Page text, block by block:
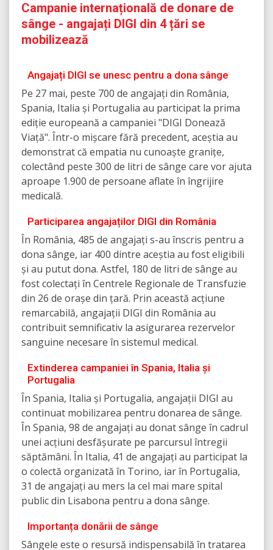
Campanie internațională de donare de
sânge - angajați DIGI din 4 țări se
mobilizează
Angajați DIGI se unesc pentru a dona sânge
Pe 27 mai, peste 700 de angajați din România,
Spania, Italia și Portugalia au participat la prima
ediție europeană a campaniei "DIGI Donează
Viață". Într-o mișcare fără precedent, aceștia au
demonstrat că empatia nu cunoaște granițe,
colectând peste 300 de litri de sânge care vor ajuta
aproape 1.900 de persoane aflate în îngrijire
medicală.
Participarea angajaților DIGI din România
În România, 485 de angajați s-au înscris pentru a
dona sânge, iar 400 dintre aceștia au fost eligibili
și au putut dona. Astfel, 180 de litri de sânge au
fost colectați în Centrele Regionale de Transfuzie
din 26 de orașe din țară. Prin această acțiune
remarcabilă, angajații DIGI din România au
contribuit semnificativ la asigurarea rezervelor
sanguine necesare în sistemul medical.
Extinderea campaniei în Spania, Italia și
Portugalia
În Spania, Italia și Portugalia, angajații DIGI au
continuat mobilizarea pentru donarea de sânge.
În Spania, 98 de angajați au donat sânge în cadrul
unei acțiuni desfășurate pe parcursul întregii
săptămâni. În Italia, 41 de angajați au participat la
o colectă organizată în Torino, iar în Portugalia,
31 de angajați au mers la cel mai mare spital
public din Lisabona pentru a dona sânge.
Importanța donării de sânge
Sângele este o resursă indispensabilă în tratarea